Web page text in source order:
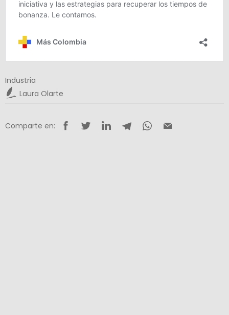
Industria
Laura Olarte
Comparte en: